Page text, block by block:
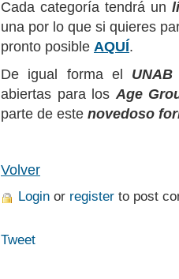
Cada categoría tendrá un
una por lo que si quieres
pronto posible AQUÍ.
De igual forma el
abiertas para los Age
parte de este novedoso
Volver
Login or register to post
Tweet